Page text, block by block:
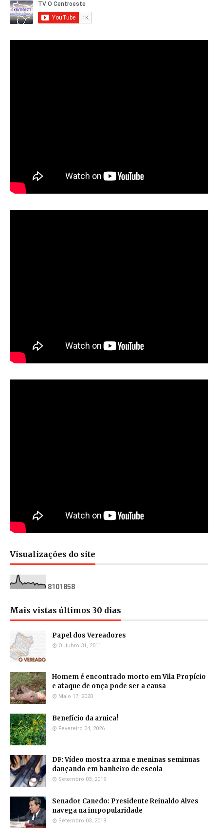
Visualizações do site
81 01 858
Mais vistas últimos 30 dias
Papel dos Vereadores
Outubro 31, 2011
Homem é encontrado morto em Vila Propício
e ataque de onça pode ser a causa
Maio 17, 2020
Benefício da arnica!
Fevereiro 04, 2026
DF: Vídeo mostra arma e meninas seminuas
dançando em banheiro de escola
Setembro 03, 2019
Senador Canedo: Presidente Reinaldo Alves
navega na impopularidade
Setembro 03, 2019